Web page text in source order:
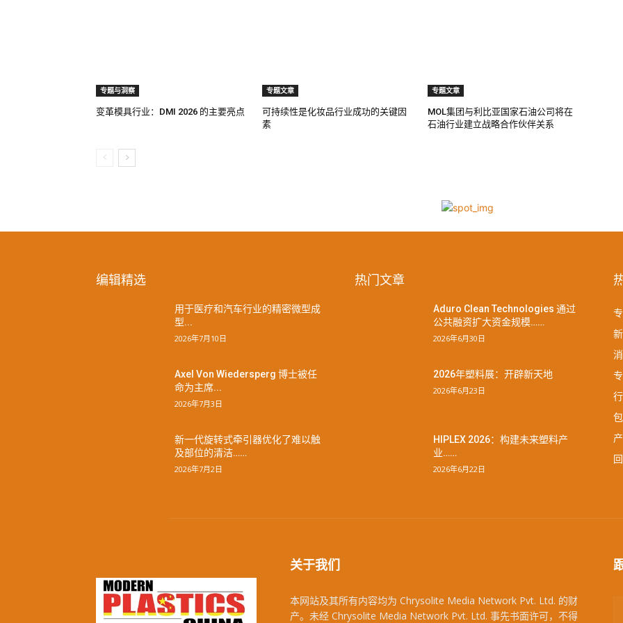
专题与洞察
变革模具行业：DMI 2026 的主要亮点
专题文章
可持续性是化妆品行业成功的关键因
素
专题文章
MOL集团与利比亚国家石油公司将在
石油行业建立战略合作伙伴关系
编辑精选
用于医疗和汽车行业的精密微型成
型...
2026年7月10日
Axel Von Wiedersperg 博士被任
命为主席...
2026年7月3日
新一代旋转式牵引器优化了难以触
及部位的清洁……
2026年7月2日
热门文章
Aduro Clean Technologies 通过
公共融资扩大资金规模……
2026年6月30日
2026年塑料展：开辟新天地
2026年6月23日
HIPLEX 2026：构建未来塑料产
业……
2026年6月22日
关于我们
本网站及其所有内容均为 Chrysolite Media Network Pvt. Ltd. 的财
产。未经 Chrysolite Media Network Pvt. Ltd. 事先书面许可，不得